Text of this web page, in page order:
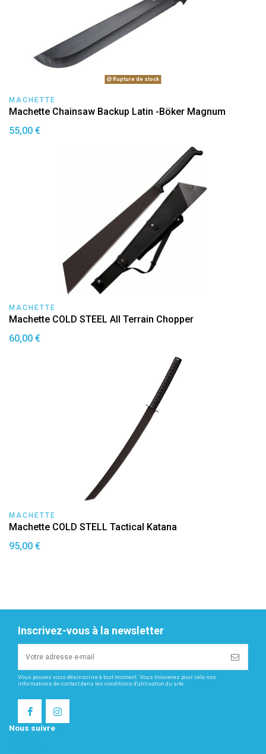
Rupture de stock
MACHETTE
Machette Chainsaw Backup Latin -Böker Magnum
55,00 €
MACHETTE
Machette COLD STEEL All Terrain Chopper
60,00 €
MACHETTE
Machette COLD STELL Tactical Katana
95,00 €
Inscrivez-vous à la newsletter
Vous pouvez vous désinscrire à tout moment. Vous trouverez pour cela nos
informations de contact dans les conditions d'utilisation du site.
Nous suivre